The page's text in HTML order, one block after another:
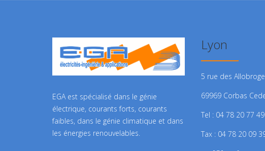
EGA est spécialisé dans le génie
électrique, courants forts, courants
faibles, dans le génie climatique et dans
les énergies renouvelables.
Lyon
5 rue des
69969 Corbas
Tel : 04 78 20 77 49
Tax : 04 78 20 09